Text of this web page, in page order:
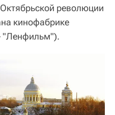
революции
кинофабрике
"Ленфильм").